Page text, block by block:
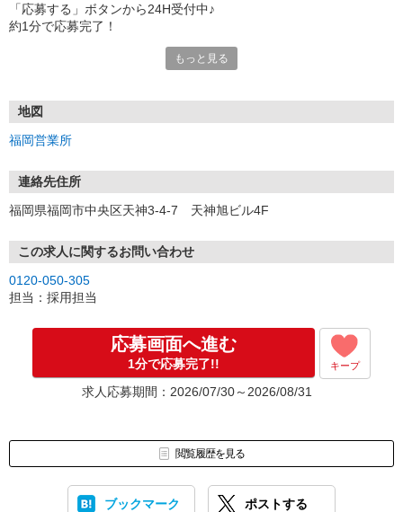
「応募する」ボタンから24H受付中♪
約1分で応募完了！
①応募から3営業日を目安に、メールorお電話でご連絡します。
★スマホでWEB面接（LINEなど）・出張面接・事務所面接と選べま
す
③面接実施（履歴書不要）
※ご希望があれば、職場見学の調整もOKです！
お気軽にご応募ください♪
もっと見る
地図
福岡営業所
連絡先住所
福岡県福岡市中央区天神3-4-7 天神旭ビル4F
この求人に関するお問い合わせ
0120-050-305
担当：採用担当
応募画面へ進む
1分で応募完了!! キープ
求人応募期間：2026/07/30～2026/08/31
閲覧履歴を見る
ブックマーク ポストする